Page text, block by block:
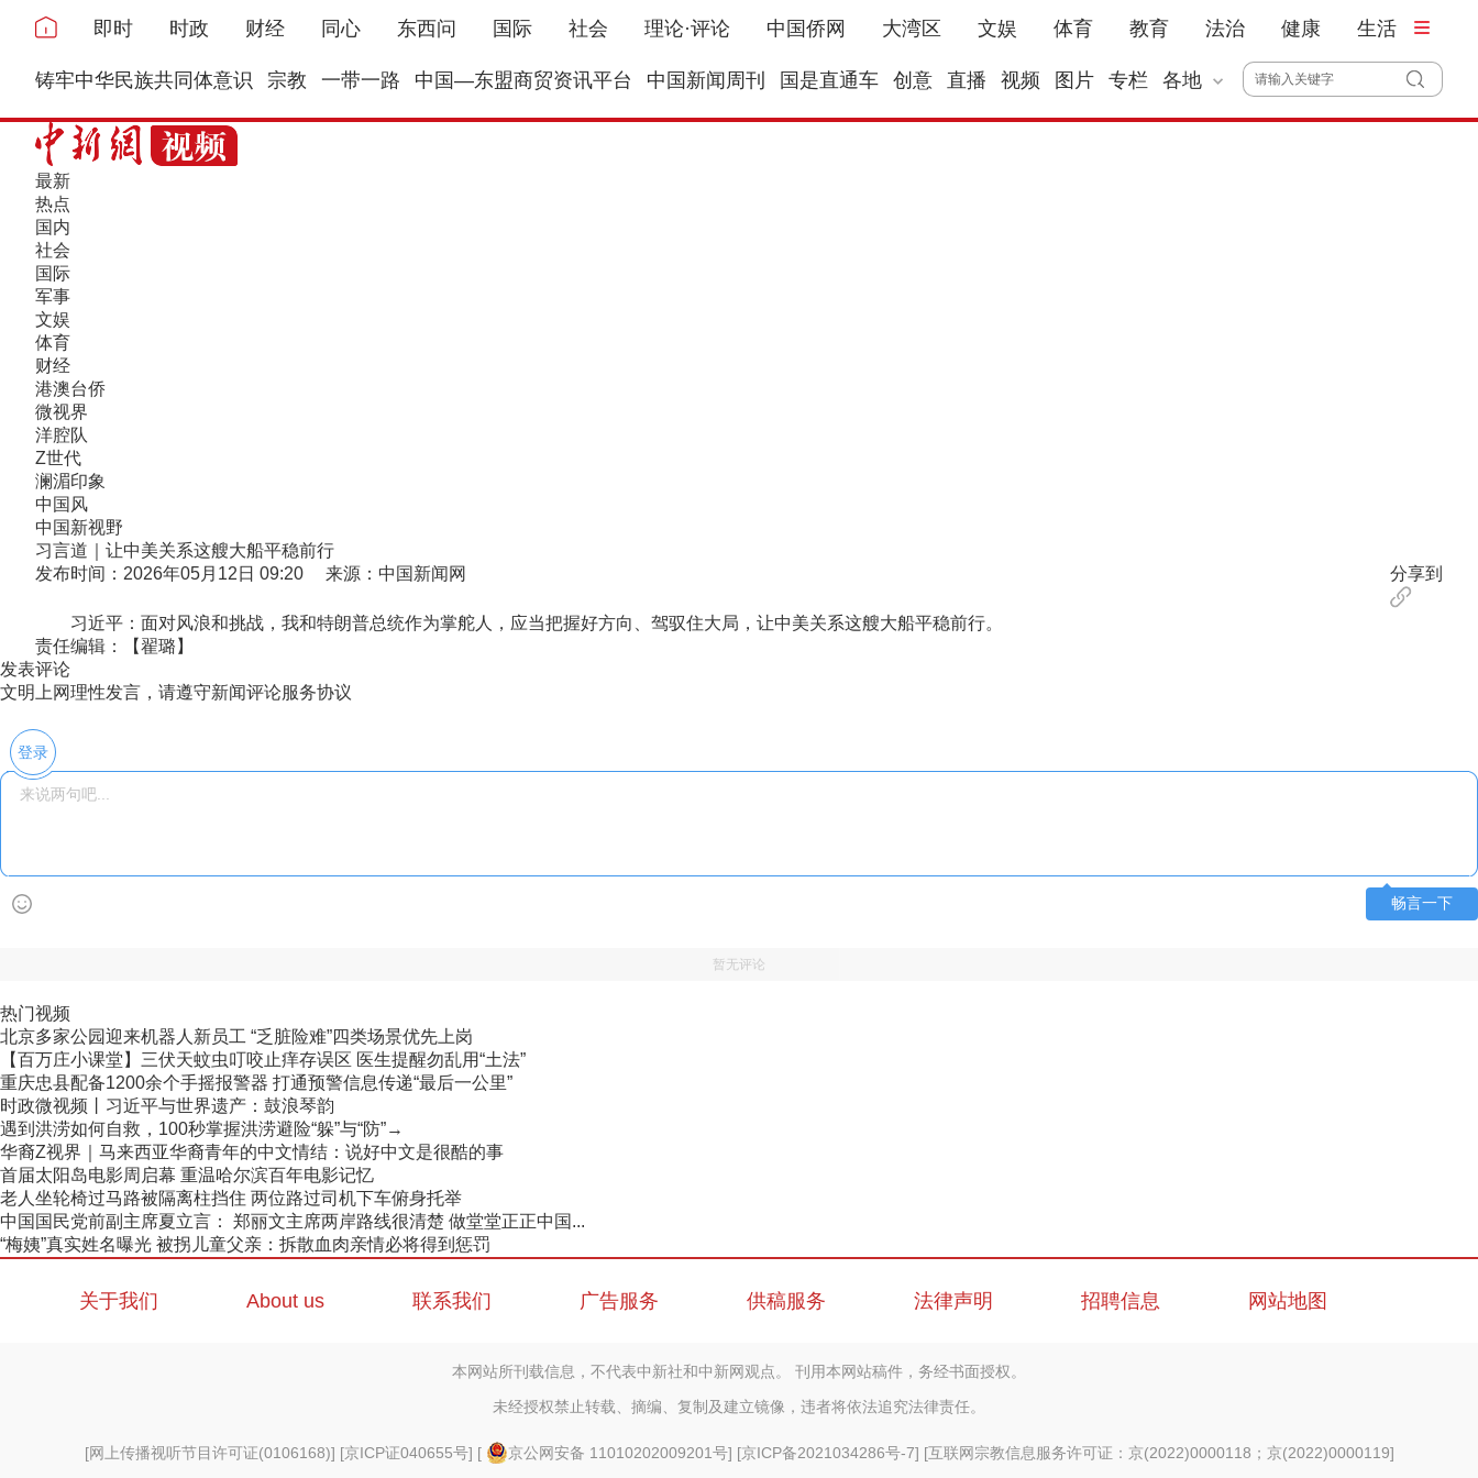
即时 时政 财经 同心 东西问 国际 社会 理论·评论 中国侨网 大湾区 文娱 体育 教育 法治 健康 生活
铸牢中华民族共同体意识 宗教 一带一路 中国—东盟商贸资讯平台 中国新闻周刊 国是直通车 创意 直播 视频 图片 专栏 各地
最新
热点
国内
社会
国际
军事
文娱
体育
财经
港澳台侨
微视界
洋腔队
Z世代
澜湄印象
中国风
中国新视野
习言道｜让中美关系这艘大船平稳前行
发布时间：2026年05月12日 09:20 来源：中国新闻网
分享到
习近平：面对风浪和挑战，我和特朗普总统作为掌舵人，应当把握好方向、驾驭住大局，让中美关系这艘大船平稳前行。
责任编辑：【翟璐】
发表评论
文明上网理性发言，请遵守新闻评论服务协议
登录
畅言一下
暂无评论
热门视频
北京多家公园迎来机器人新员工 “乏脏险难”四类场景优先上岗
【百万庄小课堂】三伏天蚊虫叮咬止痒存误区 医生提醒勿乱用“土法”
重庆忠县配备1200余个手摇报警器 打通预警信息传递“最后一公里”
时政微视频丨习近平与世界遗产：鼓浪琴韵
遇到洪涝如何自救，100秒掌握洪涝避险“躲”与“防”→
华裔Z视界｜马来西亚华裔青年的中文情结：说好中文是很酷的事
首届太阳岛电影周启幕 重温哈尔滨百年电影记忆
老人坐轮椅过马路被隔离柱挡住 两位路过司机下车俯身托举
中国国民党前副主席夏立言： 郑丽文主席两岸路线很清楚 做堂堂正正中国...
“梅姨”真实姓名曝光 被拐儿童父亲：拆散血肉亲情必将得到惩罚
关于我们 About us 联系我们 广告服务 供稿服务 法律声明 招聘信息 网站地图
本网站所刊载信息，不代表中新社和中新网观点。 刊用本网站稿件，务经书面授权。
未经授权禁止转载、摘编、复制及建立镜像，违者将依法追究法律责任。
[网上传播视听节目许可证(0106168)] [京ICP证040655号] [ 京公网安备 11010202009201号] [京ICP备2021034286号-7] [互联网宗教信息服务许可证：京(2022)0000118；京(2022)0000119]